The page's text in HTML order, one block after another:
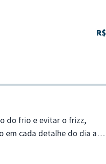
do frio e evitar o frizz,
em cada detalhe do dia a